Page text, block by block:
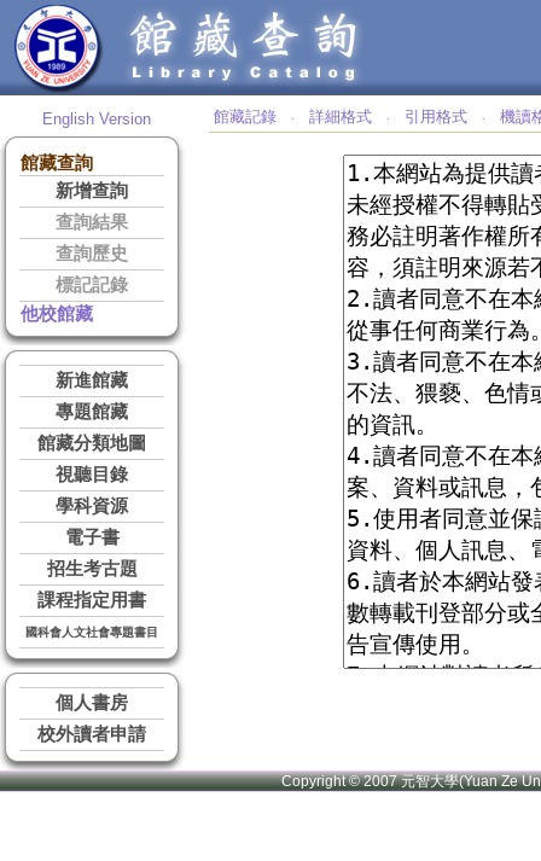
English Version
館藏查詢
新增查詢
查詢結果
查詢歷史
標記記錄
他校館藏
新進館藏
專題館藏
館藏分類地圖
視聽目錄
學科資源
電子書
招生考古題
課程指定用書
國科會人文社會專題書目
個人書房
校外讀者申請
館藏記錄 ‧ 詳細格式 ‧ 引用格式 ‧ 機讀
Copyright © 2007 元智大學(Yuan Ze